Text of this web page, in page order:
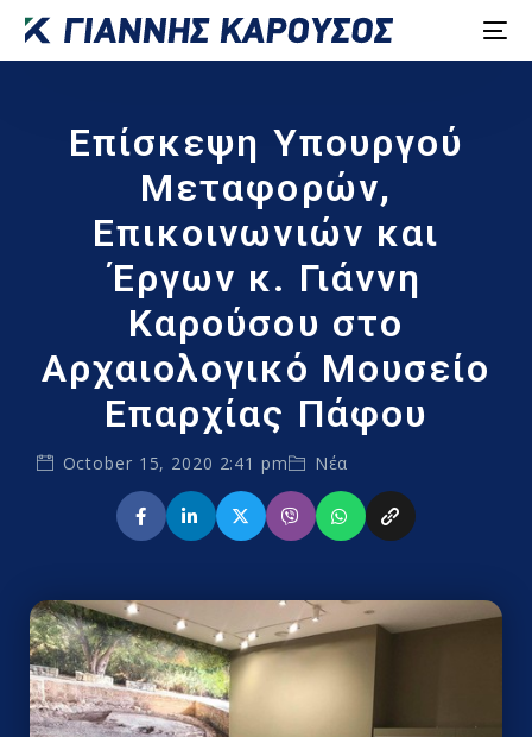
Επίσκεψη Υπουργού
Μεταφορών,
Επικοινωνιών και
Έργων κ. Γιάννη
Καρούσου στο
Αρχαιολογικό Μουσείο
Επαρχίας Πάφου
October 15, 2020 2:41 pm Νέα